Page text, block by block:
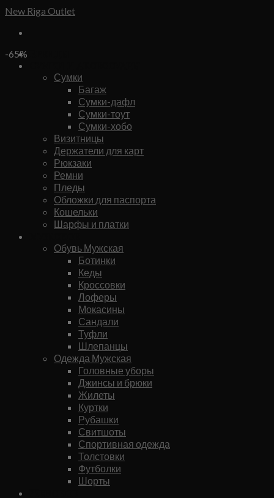
Skip
content
New Riga Outlet
Сумки
Багаж
Сумки-дафл
Сумки-тоут
Сумки-хобо
Визитницы
Держатели для карт
Рюкзаки
Ремни
Пледы
Обложки для паспорта
Кошельки
Шарфы и платки
Обувь Мужская
Ботинки
Кеды
Кроссовки
Лоферы
Мокасины
Сандали
Туфли
Шлепанцы
Одежда Мужская
Головные уборы
Джинсы и брюки
Жилеты
Куртки
Рубашки
Свитшоты
Спортивная одежда
Толстовки
Футболки
Шорты
-65%